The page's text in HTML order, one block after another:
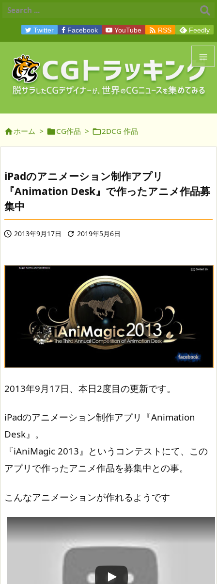


メニュ
前へ

検索
Twitter Facebook YouTube  RSS Feedly
ホーム > CG作品 > 2DCG 作品
iPadのアニメーション制作アプリ
『Animation Desk』で作ったアニメ作品募
集中
 2013年9月17日  2019年5月6日
2013年9月17日、本日2度目の更新です。
iPadのアニメーション制作アプリ『Animation
Desk』。
『iAniMagic 2013』というコンテストにて、この
アプリで作ったアニメ作品を募集中との事。
こんなアニメーションが作れるようです
この動画を YouTube で視聴